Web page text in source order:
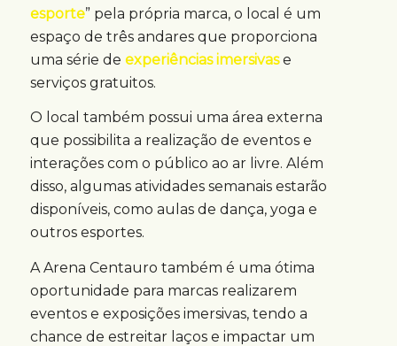
esporte” pela própria marca, o local é um
espaço de três andares que proporciona
uma série de experiências imersivase
serviços gratuitos.
O local também possui uma área externa
que possibilita a realização de eventos e
interações com o público ao ar livre. Além
disso, algumas atividades semanais estarão
disponíveis, como aulas de dança, yoga e
outros esportes.
A Arena Centauro também é uma ótima
oportunidade para marcas realizarem
eventos e exposições imersivas, tendo a
chance de estreitar laços e impactar um